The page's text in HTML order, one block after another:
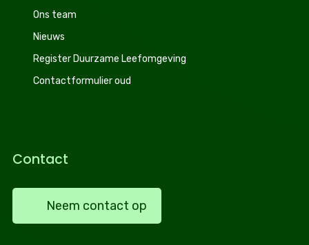
Ons team
Nieuws
Register Duurzame Leefomgeving
Contactformulier oud
Contact
Neem contact op